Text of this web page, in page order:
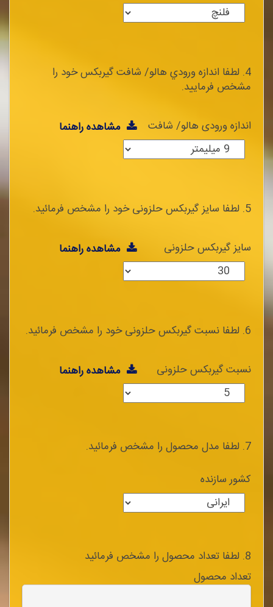
4. لطفا اندازه ورودي هالو/ شافت گيربكس خود را
مشخص فرماييد.
اندازه ورودی هالو/ شافت مشاهده راهنما
5. لطفا سایز گیربکس حلزونی خود را مشخص فرمائید.
سایز گیربکس حلزونی مشاهده راهنما
6. لطفا نسبت گیربکس حلزونی خود را مشخص فرمائید.
نسبت گیربکس حلزونی مشاهده راهنما
7. لطفا مدل محصول را مشخص فرمائید.
کشور سازنده
8. لطفا تعداد محصول را مشخص فرمائید
تعداد محصول